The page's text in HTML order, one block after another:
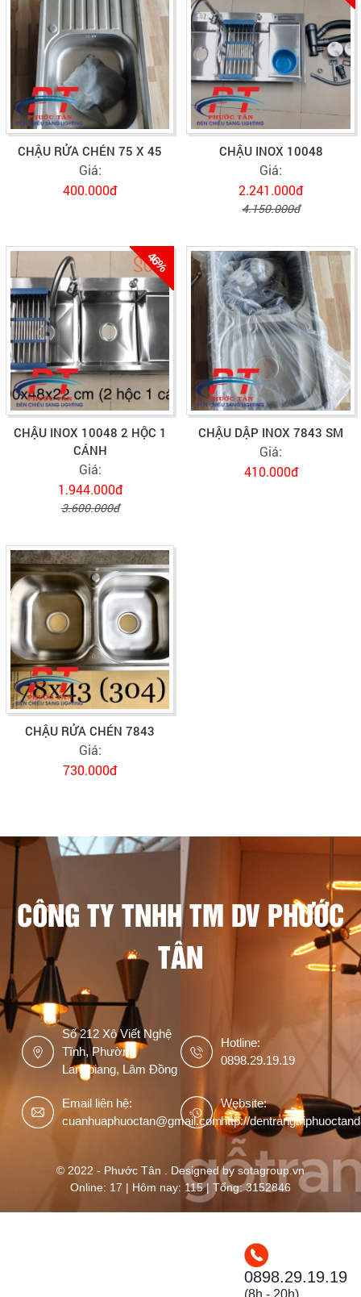
CHẬU RỬA CHÉN 75 X 45
Giá:
400.000đ
CHẬU INOX 10048
Giá:
2.241.000đ
4.150.000đ
46%
CHẬU INOX 10048 2 HỘC 1
CÁNH
Giá:
1.944.000đ
3.600.000đ
CHẬU DẬP INOX 7843 SM
Giá:
410.000đ
CHẬU RỬA CHÉN 7843
Giá:
730.000đ
CÔNG TY TNHH TM DV PHƯỚC
TÂN
Số 212 Xô Viết Nghệ
Tĩnh, Phường
Langbiang, Lâm Đồng
Hotline:
0898.29.19.19
Email liên hệ:
cuanhuaphuoctan@gmail.com
Website:
http://
© 2022 - Phước Tân . Designed by sotagroup.vn
Online: 17 | Hôm nay: 115 | Tổng: 3152846
0898.29.19.19
(8h - 20h)